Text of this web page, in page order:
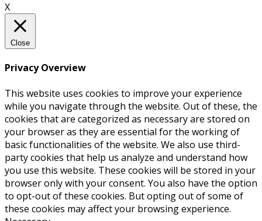
X
Close
Privacy Overview
This website uses cookies to improve your experience
while you navigate through the website. Out of these, the
cookies that are categorized as necessary are stored on
your browser as they are essential for the working of
basic functionalities of the website. We also use third-
party cookies that help us analyze and understand how
you use this website. These cookies will be stored in your
browser only with your consent. You also have the option
to opt-out of these cookies. But opting out of some of
these cookies may affect your browsing experience.